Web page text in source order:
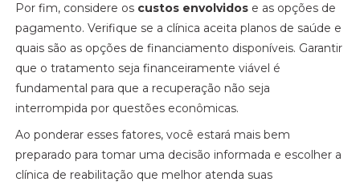
Por fim, considere os custos envolvidos e as opções de
pagamento. Verifique se a clínica aceita planos de saúde e
quais são as opções de financiamento disponíveis. Garantir
que o tratamento seja financeiramente viável é
fundamental para que a recuperação não seja
interrompida por questões econômicas.
Ao ponderar esses fatores, você estará mais bem
preparado para tomar uma decisão informada e escolher a
clínica de reabilitação que melhor atenda suas